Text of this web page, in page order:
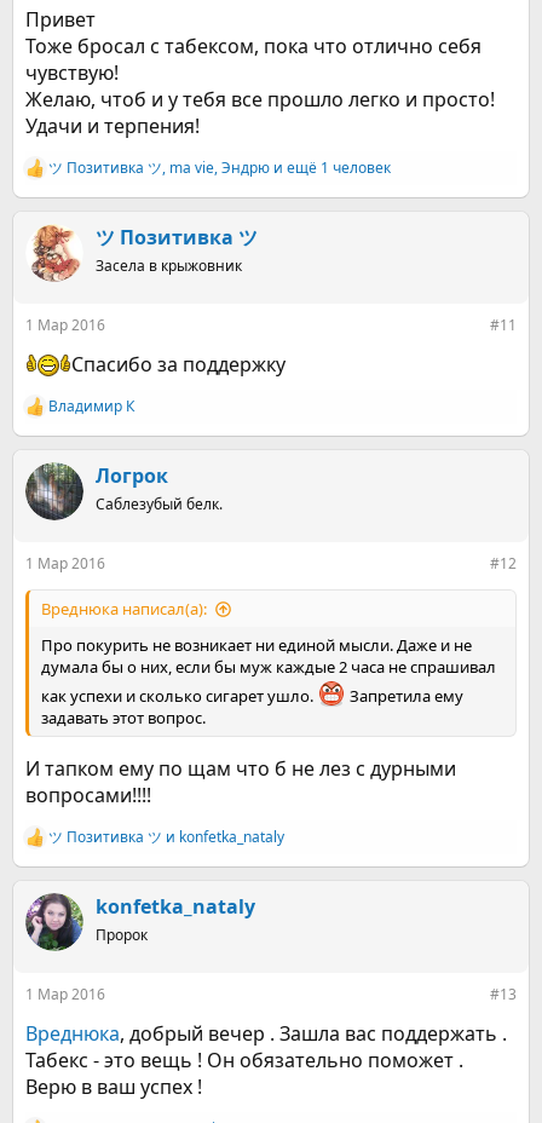
Привет
Тоже бросал с табексом, пока что отлично себя
чувствую!
Желаю, чтоб и у тебя все прошло легко и просто!
Удачи и терпения!
Р
е
ц
и
ツ Позитивка ツ, ma vie,Эндрю и ещё 1 человек
ツ Позитивка ツ
Засела в крыжовник
1 Мар 2016 #11
Спасибо за поддержку
Р
е
к
ц
и
Владимир К
Логрок
Саблезубый белк.
1 Мар 2016 #12
Вреднюка написал(а):
Про покурить не возникает ни единой мысли. Даже и не
думала бы о них, если бы муж каждые 2 часа не спрашивал
как успехи и сколько сигарет ушло.
Запретила ему
задавать этот вопрос.
И тапком ему по щам что б не лез с дурными
вопросами!!!!
Р
е
к
ц
и
ツ Позитивка ツ и konfetka_nataly
konfetka_nataly
Пророк
1 Мар 2016 #13
Вреднюка, добрый вечер . Зашла вас поддержать .
Табекс - это вещь ! Он обязательно поможет .
Верю в ваш успех !